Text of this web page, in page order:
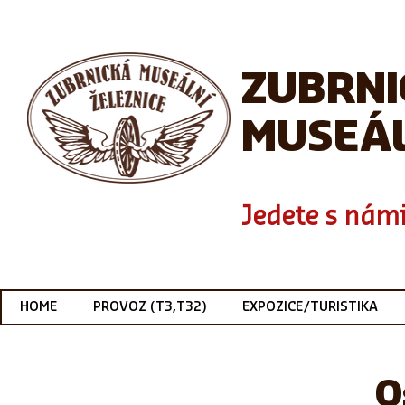
Jedete s
HOME PROVOZ (T3,T32) EXPOZICE/TURISTIKA